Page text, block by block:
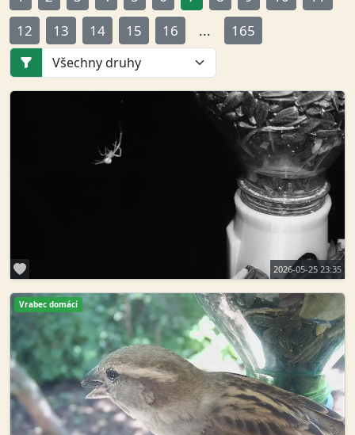
12
13 14 15 16 ... 165
2026-05-25 23:35
Vrabec domácí